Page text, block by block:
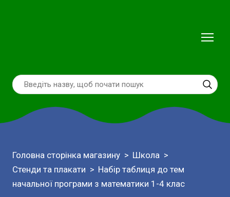
Головна сторінка магазину
Школа
Стенди та плакати
Набір таблиця до тем
начальної програми з математики 1-4 клас